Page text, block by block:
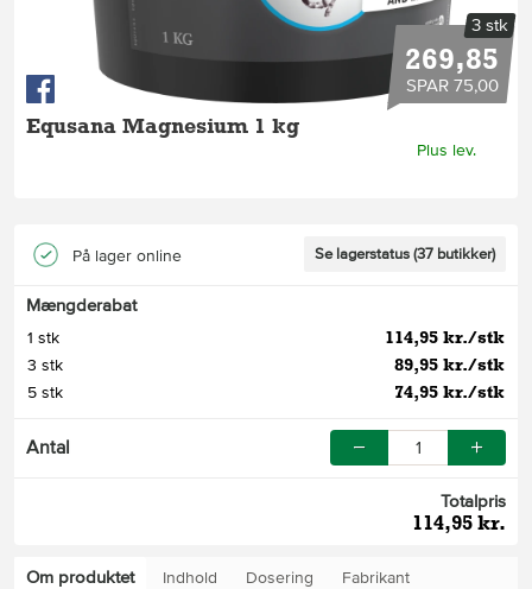
Equsana Magnesium 1 kg
Plus lev.
3 stk
269,85
SPAR 75,00
På lager online Se lagerstatus (37 butikker)
Mængderabat
1 stk 114,95 kr./stk
3 stk 89,95 kr./stk
5 stk 74,95 kr./stk
Antal
Totalpris
114,95 kr.
Om produktet Indhold Dosering Fabrikant